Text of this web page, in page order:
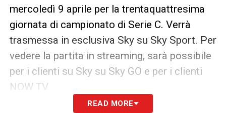
mercoledì 9 aprile per la trentaquattresima
giornata di campionato di Serie C. Verrà
trasmessa in esclusiva Sky su Sky Sport. Per
vedere la partita in streaming, sarà possibile
per i clienti su Sky su Sky GO e per i clienti
NOW TV.
READ MORE